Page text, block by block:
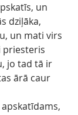
un
dziļāka,
un mati virs
priesteris
jo tad tā ir
ārā caur